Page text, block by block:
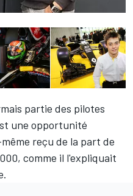
partie des pilotes
une opportunité
reçu de la part de
comme il l'expliquait
.